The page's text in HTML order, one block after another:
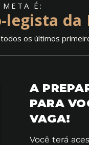
META É:
os últimos
A
PARA
VAGA!
Você terá